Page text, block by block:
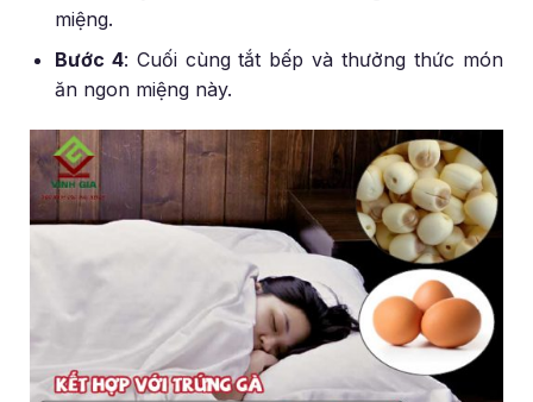
miệng.
Bước 4: Cuối cùng tắt bếp và thưởng thức món
ăn ngon miệng này.